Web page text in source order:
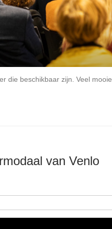
die beschikbaar zijn. Veel mooie
van Venlo